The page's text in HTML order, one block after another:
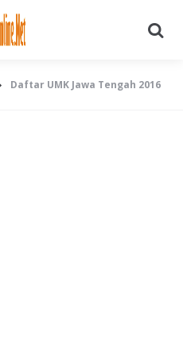
Daftar UMK Jawa Tengah 2016